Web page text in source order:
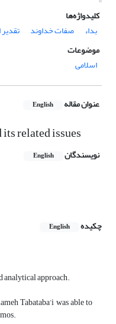
کلیدواژه‌ها
بداء
صفات خداوند تقدیر
موضوعات
اسلامی
عنوان مقاله English
related issues
نویسندگان English
چکیده
English
analytical approach.
Tabataba’i was able to